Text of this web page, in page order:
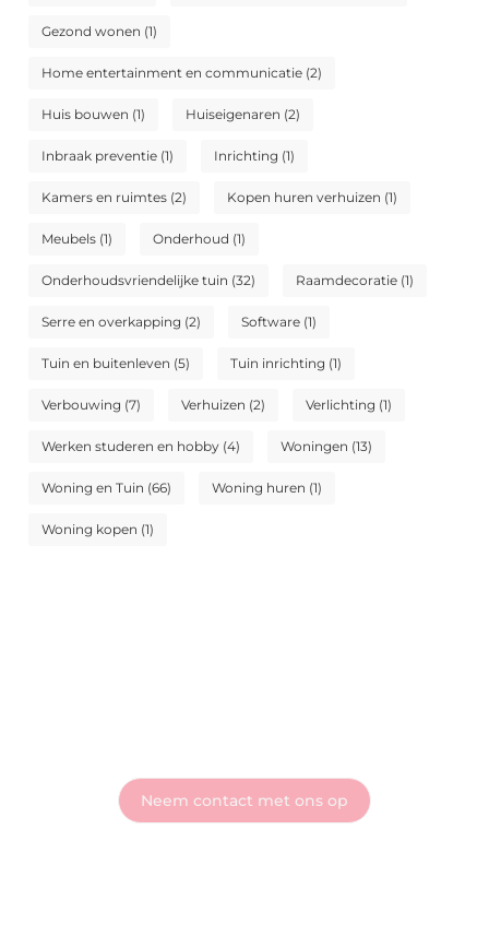
Gezond wonen (1)
Home entertainment en communicatie (2)
Huis bouwen (1) Huiseigenaren (2)
Inbraak preventie (1) Inrichting (1)
Kamers en ruimtes (2) Kopen huren verhuizen (1)
Meubels (1) Onderhoud (1)
Onderhoudsvriendelijke tuin (32) Raamdecoratie (1)
Serre en overkapping (2) Software (1)
Tuin en buitenleven (5) Tuin inrichting (1)
Verbouwing (7) Verhuizen (2) Verlichting (1)
Werken studeren en hobby (4) Woningen (13)
Woning en Tuin (66) Woning huren (1)
Woning kopen (1)
Neem contact met ons op